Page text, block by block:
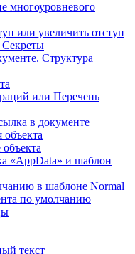
многоуровневого
или увеличить отступ
Структура
или Перечень
в документе
«AppData» и шаблон
в шаблоне Normal
по умолчанию
текст